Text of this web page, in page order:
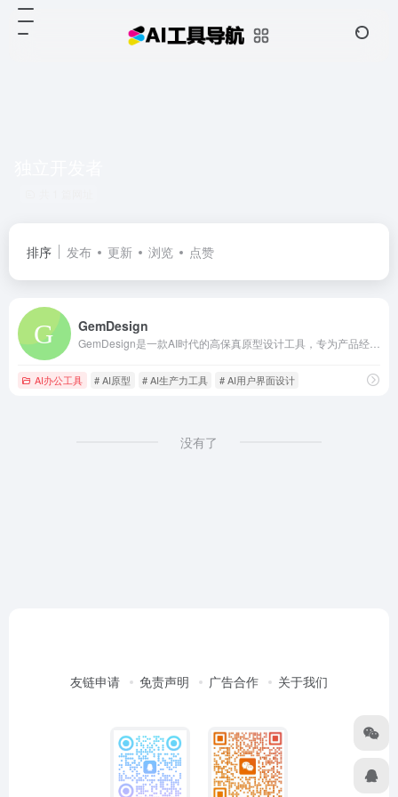
排序 发布 更新 浏览 点赞
GemDesign
AI办公工具 # AI原型 # AI生产力工具 # AI用户界面设计
没有了
友链申请 免责声明 广告合作 关于我们